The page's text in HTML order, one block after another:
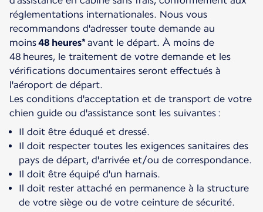
réglementations internationales. Nous vous
recommandons d'adresser toute demande au
moins48 heures* avant le départ. À moins de
48 heures, le traitement de votre demande et les
vérifications documentaires seront effectués à
l'aéroport de départ.
Les conditions d'acceptation et de transport de votre
Il doit être éduqué et dressé.
Il doit respecter toutes les exigences sanitaires des
pays de départ, d'arrivée et/ou de correspondance.
Il doit être équipé d'un harnais.
Il doit rester attaché en permanence à la structure
de votre siège ou de votre ceinture de sécurité.